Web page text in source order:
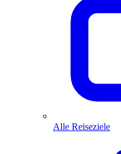
Alle Reiseziele